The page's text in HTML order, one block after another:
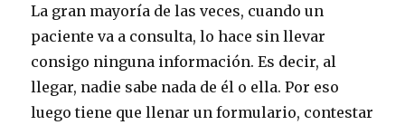
La gran mayoría de las veces, cuando un
paciente va a consulta, lo hace sin llevar
consigo ninguna información. Es decir, al
llegar, nadie sabe nada de él o ella. Por eso
luego tiene que llenar un formulario, contestar